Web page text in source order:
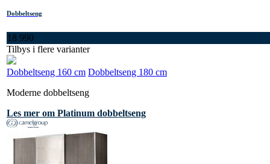
Dobbeltseng
18 990
Tilbys i flere varianter
Dobbeltseng 160 cm Dobbeltseng 180 cm
Moderne dobbeltseng
Les mer om Platinum dobbeltseng